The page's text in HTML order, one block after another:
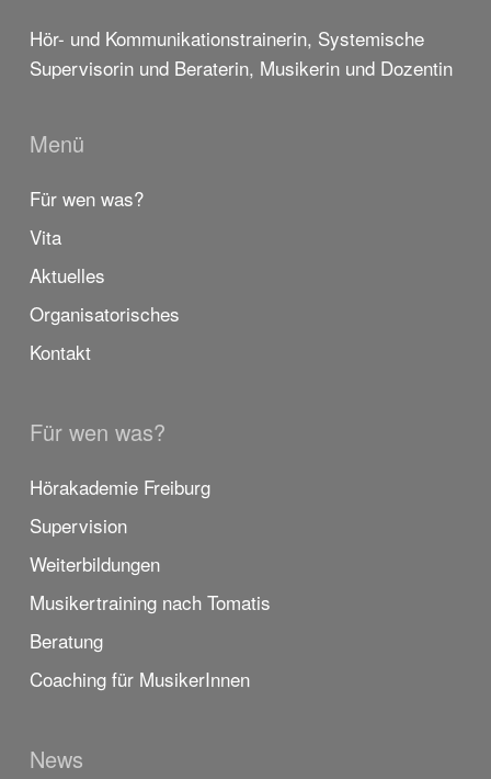
Hör- und Kommunikationstrainerin, Systemische
Supervisorin und Beraterin, Musikerin und Dozentin
Menü
Für wen was?
Vita
Aktuelles
Organisatorisches
Kontakt
Für wen was?
Hörakademie Freiburg
Supervision
Weiterbildungen
Musikertraining nach Tomatis
Beratung
Coaching für MusikerInnen
News